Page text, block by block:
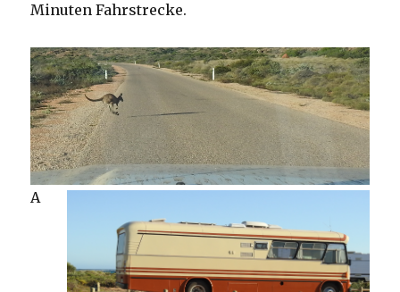
Minuten Fahrstrecke.
A